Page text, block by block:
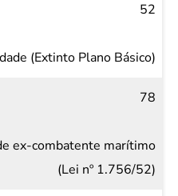
52
(Extinto Plano Básico)
78
ex-combatente marítimo
(Lei nº 1.756/52)